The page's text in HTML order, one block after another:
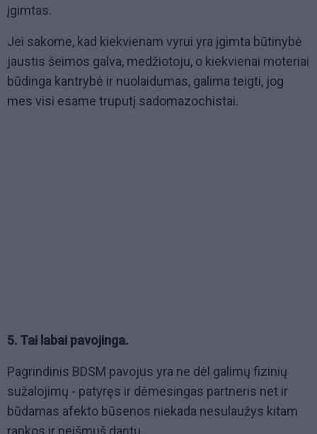
įgimtas.
Jei sakome, kad kiekvienam vyrui yra įgimta būtinybė
jaustis šeimos galva, medžiotoju, o kiekvienai moteriai
būdinga kantrybė ir nuolaidumas, galima teigti, jog
mes visi esame truputį sadomazochistai.
5. Tai labai pavojinga.
Pagrindinis BDSM pavojus yra ne dėl galimų fizinių
sužalojimų - patyręs ir dėmesingas partneris net ir
būdamas afekto būsenos niekada nesulaužys kitam